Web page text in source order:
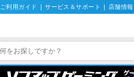
ご利用ガイド サービス＆サポート 店舗情報